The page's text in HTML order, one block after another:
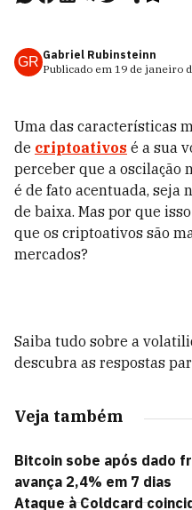
GR Gabriel Rubinsteinn
Publicado em 19 de janeiro
Uma das características
de criptoativos é a sua
perceber que a oscilação
é de fato acentuada, seja
de baixa. Mas por que
que os criptoativos são
mercados?
Saiba tudo sobre a
descubra as respostas
Veja também
Bitcoin sobe após dado
avança 2,4% em 7 dias
Ataque à Coldcard